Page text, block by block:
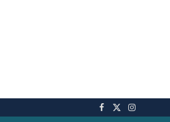
Facebook
X